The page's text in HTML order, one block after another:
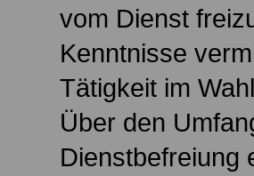
vom Dienst
Kenntnisse
Tätigkeit im
Über den
Dienstbefreiung